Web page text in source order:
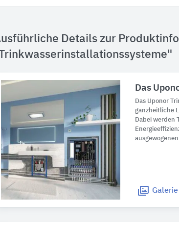
Details zur
Das
Das Uponor
ganzheitliche
Dabei werden
Galerie